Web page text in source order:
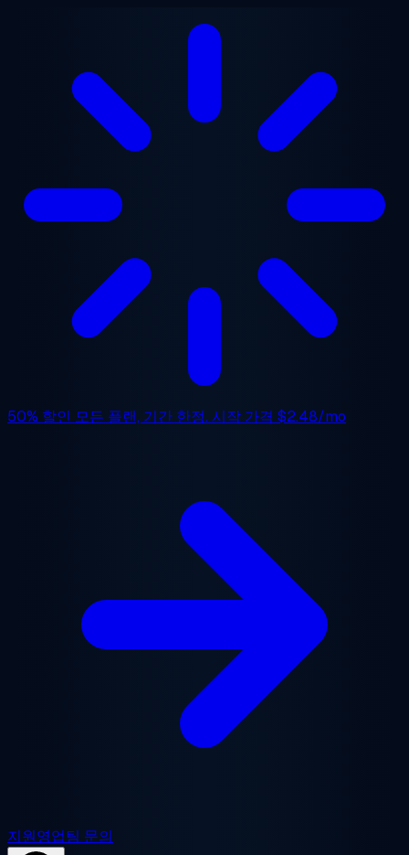
50% 할인 모든 플랜, 기간 한정. 시작 가격 $2.48/mo
지원영업팀 문의